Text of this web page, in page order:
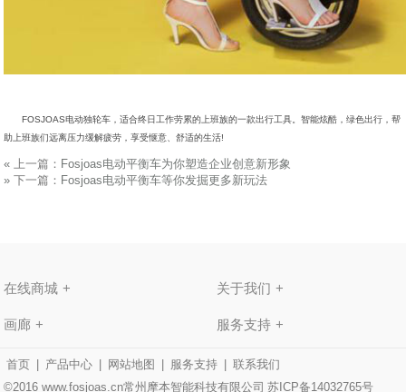
FOSJOAS电动独轮车，适合终日工作劳累的上班族的一款出行工具。智能炫酷，绿色出行，帮
助上班族们远离压力缓解疲劳，享受惬意、舒适的生活!
«上一篇： Fosjoas电动平衡车为你塑造企业创意新形象
»下一篇： Fosjoas电动平衡车等你发掘更多新玩法
在线商城 关于我们
画廊 服务支持
首页 产品中心 网站地图 服务支持
联系我们
©2016 www.fosjoas.cn常州摩本智能科技有限公司 苏ICP备14032765号